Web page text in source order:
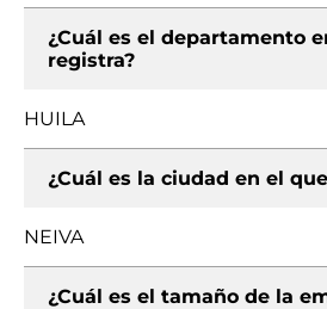
¿Cuál es el departamento
registra?
HUILA
¿Cuál es la ciudad en el
NEIVA
¿Cuál es el tamaño de la